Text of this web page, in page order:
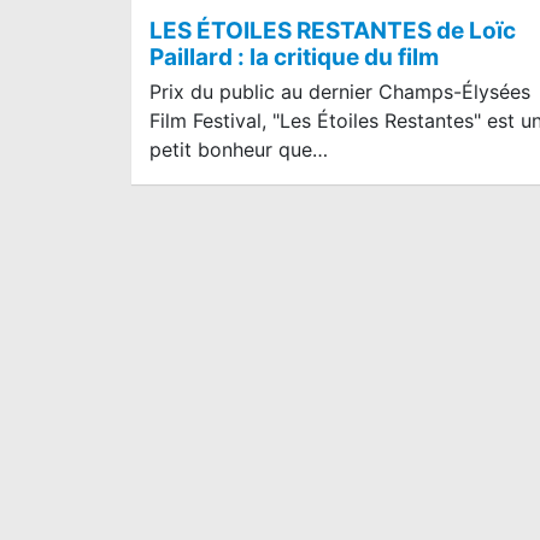
LES ÉTOILES RESTANTES de Loïc
Paillard : la critique du film
Prix du public au dernier Champs-Élysées
Film Festival, "Les Étoiles Restantes" est
petit bonheur que…